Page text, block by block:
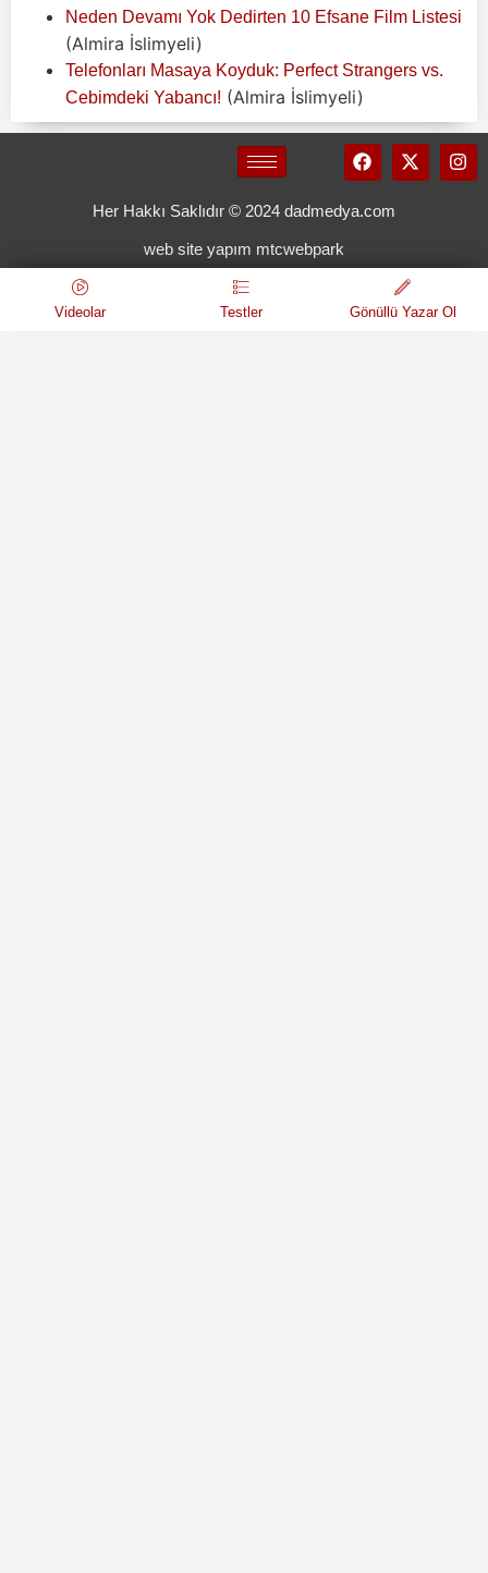
Neden Devamı Yok Dedirten 10 Efsane Film Listesi
(Almira İslimyeli)
Telefonları Masaya Koyduk: Perfect Strangers vs.
Cebimdeki Yabancı! (Almira İslimyeli)
Her Hakkı Saklıdır © 2024 dadmedya.com
web site yapım mtcwebpark
Videolar Testler Gönüllü Yazar Ol